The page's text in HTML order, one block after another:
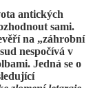
antických
sami.
na „záhrobní
nespočívá v
Jedná se o